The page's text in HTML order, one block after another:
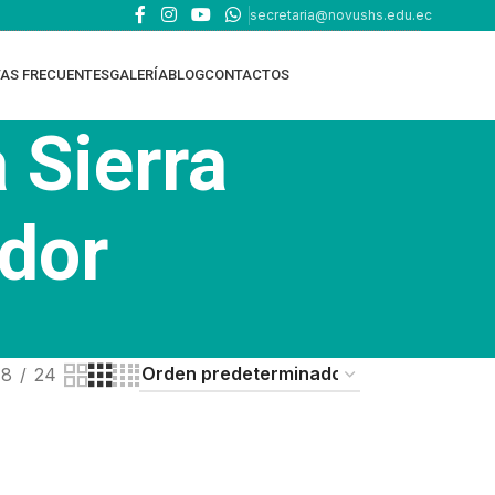
secretaria@novushs.edu.ec
FRECUENTESGALERÍABLOGCONTACTOS
Sierra
24